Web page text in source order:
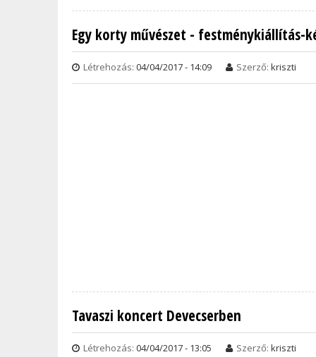
Egy korty művészet - festménykiállítás-
Létrehozás: 04/04/2017 - 14:09 Szerző: kriszti
Tavaszi koncert Devecserben
Létrehozás: 04/04/2017 - 13:05 Szerző: kriszti